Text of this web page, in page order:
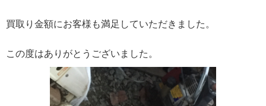
買取り金額にお客様も満足していただきました。
この度はありがとうございました。